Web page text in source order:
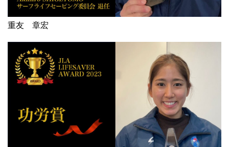
重友 章宏